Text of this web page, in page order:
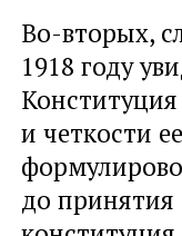
Во-вторых,
1918 году
и четкости
до